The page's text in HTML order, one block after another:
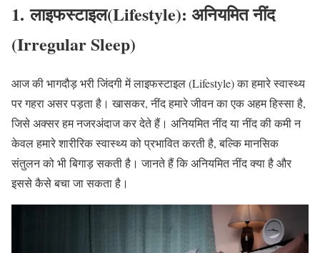
1. लाइफस्टाइल(Lifestyle): अनियमित नींद
(Irregular Sleep)
आज की भागदौड़ भरी जिंदगी में लाइफस्टाइल (Lifestyle) का हमारे स्वास्थ्य
पर गहरा असर पड़ता है। खासकर, नींद हमारे जीवन का एक अहम हिस्सा है,
जिसे अक्सर हम नजरअंदाज कर देते हैं। अनियमित नींद या नींद की कमी न
केवल हमारे शारीरिक स्वास्थ्य को प्रभावित करती है, बल्कि मानसिक
संतुलन को भी बिगाड़ सकती है। जानते हैं कि अनियमित नींद क्या है और
इससे कैसे बचा जा सकता है।